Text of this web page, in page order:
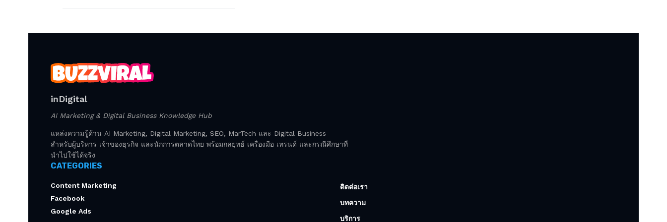
inDigital
AI Marketing & Digital Business Knowledge Hub
แหล่งความรู้ด้าน AI Marketing, Digital Marketing, SEO, MarTech และ Digital Business
สำหรับผู้บริหาร เจ้าของธุรกิจ และนักการตลาดไทย พร้อมกลยุทธ์ เครื่องมือ เทรนด์ และกรณีศึกษาที่
นำไปใช้ได้จริง
CATEGORIES
Content Marketing
Facebook
Google Ads
ติดต่อเรา
บทความ
บริการ